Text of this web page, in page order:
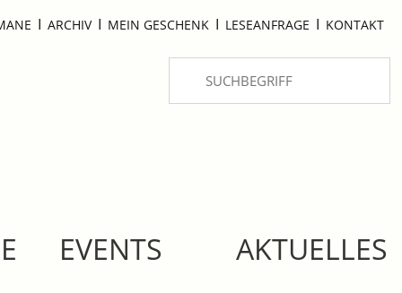
I ARCHIV I MEIN GESCHENK I LESEANFRAGE I KONTAKT
EVENTS AKTUELLES